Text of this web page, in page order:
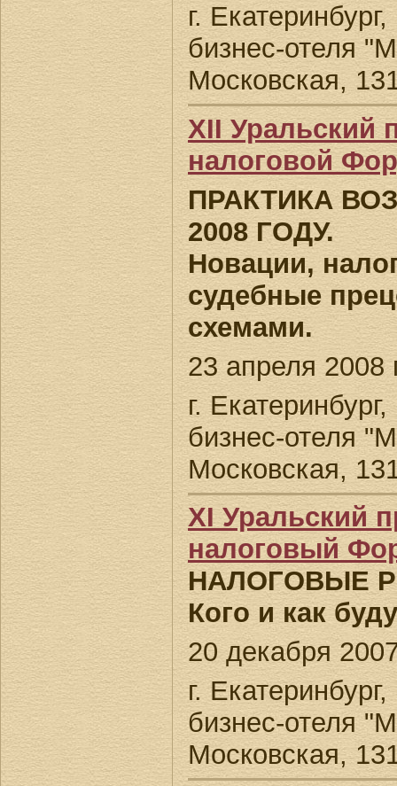
г.
бизнес-отеля
Московская,
XII Уральский
налоговой
ПРАКТИКА
2008 ГОДУ.
Новации,
судебные
схемами.
23 апреля 2008
г.
бизнес-отеля
Московская,
ХI Уральский
налоговый
НАЛОГОВЫЕ
Кого и как
20 декабря
г.
бизнес-отеля
Московская,